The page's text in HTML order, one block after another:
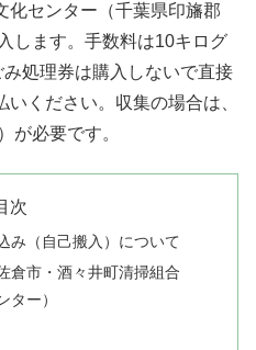
センター（千葉県印旛郡
します。手数料は10キログ
処理券は購入しないで直接
ください。収集の場合は、
が必要です。
次
み（自己搬入）について
倉市・酒々井町清掃組合
ター）